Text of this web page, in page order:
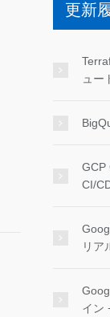
更新
ュー
GCP
CI/
リア
イン